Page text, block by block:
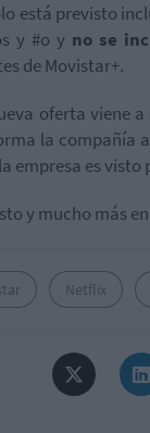
está previsto
y #o y no se
de Movistar+.
oferta viene
la compañía
empresa es visto
y mucho más
Netflix